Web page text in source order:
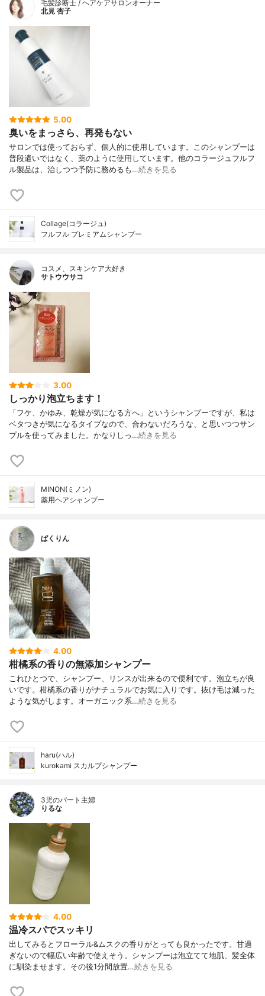
毛髪診断士 / ヘアケアサロンオーナー
北見 杏子
5.00
臭いをまっさら、再発もない
サロンでは使っておらず、個人的に使用しています。このシャンプーは
普段遣いではなく、薬のように使用しています。他のコラージュフルフ
ル製品は、治しつつ予防に務めるも…続きを見る
Collage(コラージュ)
フルフル プレミアムシャンプー
コスメ、スキンケア大好き
サトウウサコ
3.00
しっかり泡立ちます！
「フケ、かゆみ、乾燥が気になる方へ」というシャンプーですが、私は
ベタつきが気になるタイプなので、合わないだろうな、と思いつつサン
プルを使ってみました。かなりしっ…続きを見る
MINON(ミノン)
薬用ヘアシャンプー
ぱくりん
4.00
柑橘系の香りの無添加シャンプー
これひとつで、シャンプー、リンスが出来るので便利です。泡立ちが良
いです。柑橘系の香りがナチュラルでお気に入りです。抜け毛は減った
ような気がします。オーガニック系…続きを見る
haru(ハル)
kurokami スカルプシャンプー
3児のパート主婦
りるな
4.00
温冷スパでスッキリ
出してみるとフローラル&ムスクの香りがとっても良かったです。甘過
ぎないので幅広い年齢で使えそう。シャンプーは泡立てて地肌、髪全体
に馴染ませます。その後1分間放置…続きを見る